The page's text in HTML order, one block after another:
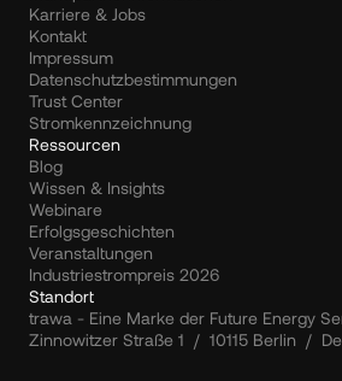
Karriere & Jobs
Kontakt
Impressum
Datenschutzbestimmungen
Trust Center
Stromkennzeichnung
Ressourcen
Blog
Wissen & Insights
Webinare
Erfolgsgeschichten
Veranstaltungen
Industriestrompreis 2026
Standort
trawa - Eine Marke der Future Energy
Zinnowitzer Straße 1  /  10115 Berlin  /